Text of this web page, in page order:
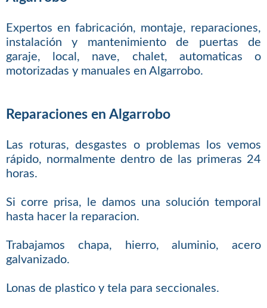
Expertos en fabricación, montaje, reparaciones,
instalación y mantenimiento de puertas de
garaje, local, nave, chalet, automaticas o
motorizadas y manuales en Algarrobo.
Reparaciones en Algarrobo
Las roturas, desgastes o problemas los vemos
rápido, normalmente dentro de las primeras 24
horas.
Si corre prisa, le damos una solución temporal
hasta hacer la reparacion.
Trabajamos chapa, hierro, aluminio, acero
galvanizado.
Lonas de plastico y tela para seccionales.